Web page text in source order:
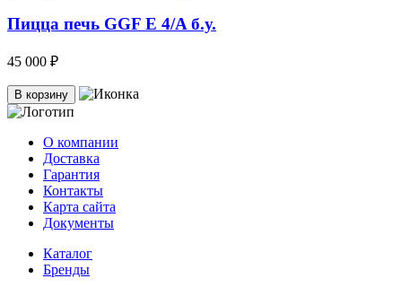
Пицца печь GGF E 4/A б.у.
45 000 ₽
В корзину
О компании
Доставка
Гарантия
Контакты
Карта сайта
Документы
Каталог
Бренды